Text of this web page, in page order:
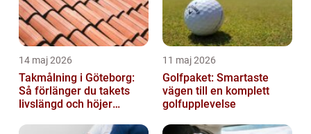
14 maj 2026
Takmålning i Göteborg:
Så förlänger du takets
livslängd och höjer
11 maj 2026
Golfpaket: Smartaste
vägen till en komplett
golfupplevelse